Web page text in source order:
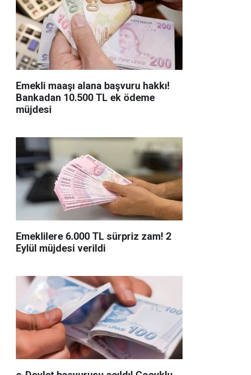
Emekli maaşı alana başvuru hakkı!
Bankadan 10.500 TL ek ödeme
müjdesi
Emeklilere 6.000 TL sürpriz zam! 2
Eylül müjdesi verildi